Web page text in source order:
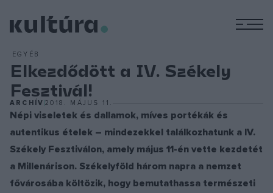
EGYÉB
Elkezdődött a IV. Székely
Fesztivál!
ARCHÍV2018. MÁJUS 11.
Népi viseletek és dallamok, míves portékák és
autentikus ételek – mindezekkel találkozhatunk a IV.
Székely Fesztiválon, amely május 11-én vette kezdetét
a Millenárison. Székelyföld három napra a nemzet
fővárosába költözik, hogy bemutathassa természeti